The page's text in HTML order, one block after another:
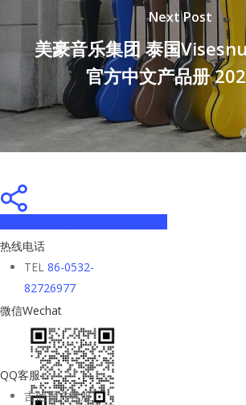
Next Post
美豪音乐集团 泰国
官方中文产品册
热线电话
TEL 86-0532-
82726977
微信Wechat
QQ客服
吉他平方客服